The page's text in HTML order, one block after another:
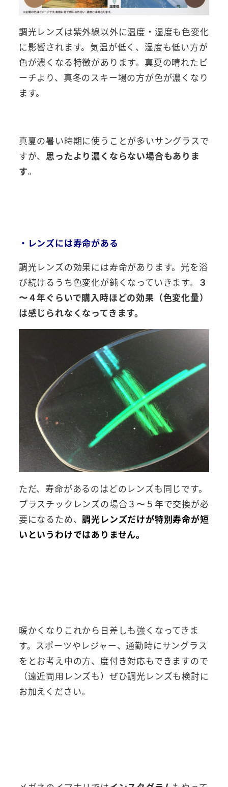
調光レンズは紫外線以外に温度・湿度も色変化
に影響されます。気温が低く、湿度も低い方が
色が濃くなる特徴があります。真夏の晴れたビ
ーチより、真冬のスキー場の方が色が濃くなり
ます。
真夏の暑い時期に使うことが多いサングラスで
すが、 思ったより濃くならない場合もありま
す。
・レンズには寿命がある
調光レンズの効果には寿命があります。光を浴
び続けるうち色変化が鈍くなっていきます。 ３
〜４年ぐらいで購入時ほどの効果（色変化量）
は感じられなくなってきます。
ただ、寿命があるのはどのレンズも同じです。
プラスチックレンズの場合３〜５年で交換が必
要になるため、調光レンズだけが特別寿命が短
いというわけではありません。
暖かくなりこれから日差しも強くなってきま
す。スポーツやレジャー、通勤時にサングラス
をとお考え中の方、度付き対応もできますので
（遠近両用レンズも）ぜひ調光レンズも検討に
お加えください。